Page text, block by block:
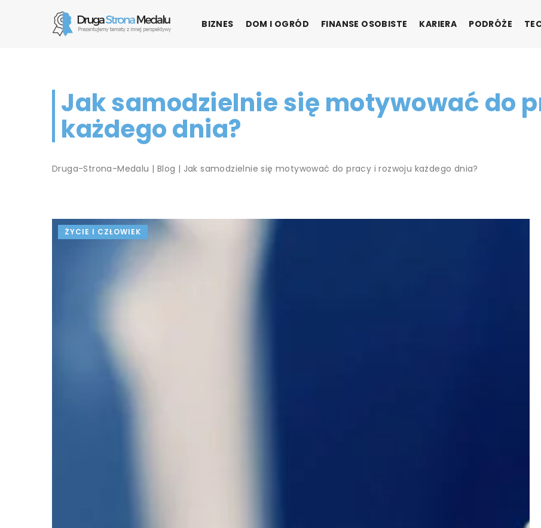
BIZNES DOM I OGRÓD FINANSE OSOBISTE KARIERA PODRÓŻE
Jak samodzielnie się motywować do
każdego dnia?
Druga-Strona-Medalu | Blog | Jak samodzielnie się motywować do pracy i rozwoju każdego dnia?
ŻYCIE I CZŁOWIEK
zarówno każdej kobiety jak i